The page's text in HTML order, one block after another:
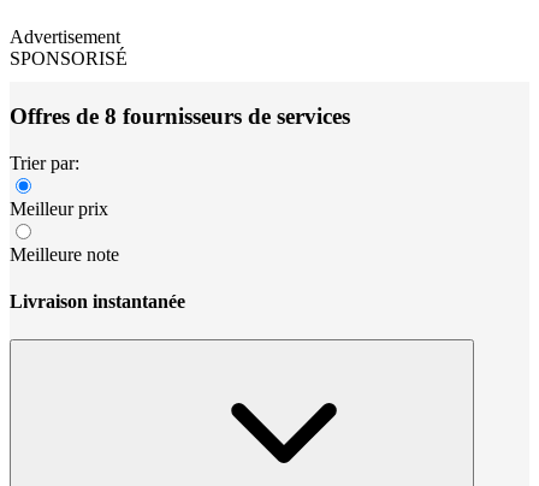
Advertisement
SPONSORISÉ
Offres de 8 fournisseurs de services
Trier par:
Meilleur prix
Meilleure note
Livraison instantanée